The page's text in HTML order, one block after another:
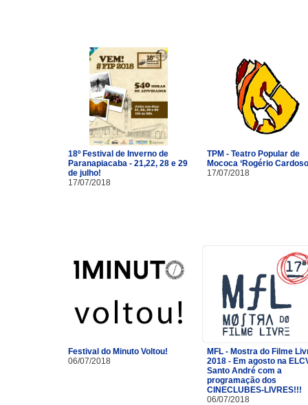
18º Festival de Inverno de
Paranapiacaba - 21,22, 28 e 29
de julho!
17/07/2018
TPM - Teatro Popular de
Mococa ‘Rogério
17/07/2018
Festival do Minuto Voltou!
06/07/2018
MFL - Mostra do Filme
2018 - Em agosto na
Santo André com a
programação dos
CINECLUBES-LIVRES!!!
06/07/2018